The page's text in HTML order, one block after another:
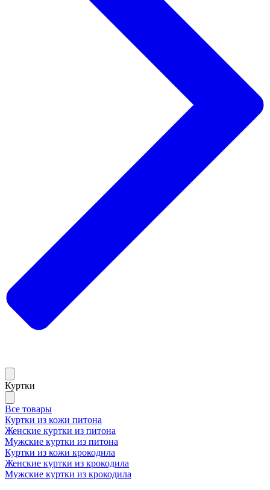
Куртки
Все товары
Куртки из кожи питона
Женские куртки из питона
Мужские куртки из питона
Куртки из кожи крокодила
Женские куртки из крокодила
Мужские куртки из крокодила